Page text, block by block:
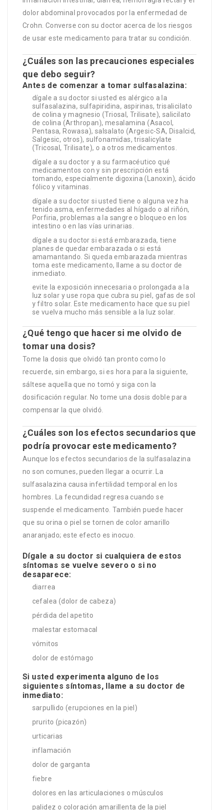
dolor abdominal provocados por la enfermedad de
Crohn. Converse con su doctor acerca de los riesgos
de usar este medicamento para tratar su condición.
¿Cuáles son las precauciones especiales
que debo seguir?
Antes de comenzar a tomar sulfasalazina:
dígale a su doctor si usted es alérgico a la
sulfasalazina, sulfapiridina, aspirinas, trisalicilato
de colina y magnesio (Triosal, Trilisate), salicilato
de colina (Arthropan), mesalamina (Asacol,
Pentasa, Rowasa), salsalato (Argesic-SA, Disalcid,
Salgesic, otros), sulfonamidas, trisalicylate
(Tricosal, Trilisate), o a otros medicamentos.
dígale a su doctor y a su farmacéutico qué
medicamentos con y sin prescripción está
tomando, especialmente digoxina (Lanoxin), ácido
fólico y vitaminas.
dígale a su doctor si usted tiene o alguna vez ha
tenido asma, enfermedades al hígado o al riñón,
Porfiria, problemas a la sangre o bloqueo en los
intestino o en las vías urinarias.
dígale a su doctor si está embarazada, tiene
planes de quedar embarazada o si está
amamantando. Si queda embarazada mientras
toma este medicamento, llame a su doctor de
inmediato.
evite la exposición innecesaria o prolongada a la
luz solar y use ropa que cubra su piel, gafas de sol
y filtro solar. Este medicamento hace que su piel
se vuelva mucho más sensible a la luz solar.
¿Qué tengo que hacer si me olvido de
tomar una dosis?
Tome la dosis que olvidó tan pronto como lo
recuerde, sin embargo, si es hora para la siguiente,
sáltese aquella que no tomó y siga con la
dosificación regular. No tome una dosis doble para
compensar la que olvidó.
¿Cuáles son los efectos secundarios que
podría provocar este medicamento?
Aunque los efectos secundarios de la sulfasalazina
no son comunes, pueden llegar a ocurrir. La
sulfasalazina causa infertilidad temporal en los
hombres. La fecundidad regresa cuando se
suspende el medicamento. También puede hacer
que su orina o piel se tornen de color amarillo
anaranjado; este efecto es inocuo.
Dígale a su doctor si cualquiera de estos
síntomas se vuelve severo o si no
desaparece:
diarrea
cefalea (dolor de cabeza)
pérdida del apetito
malestar estomacal
vómitos
dolor de estómago
Si usted experimenta alguno de los
siguientes síntomas, llame a su doctor de
inmediato:
sarpullido (erupciones en la piel)
prurito (picazón)
urticarias
inflamación
dolor de garganta
fiebre
dolores en las articulaciones o músculos
palidez o coloración amarillenta de la piel